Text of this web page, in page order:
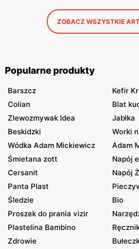
ZOBACZ WSZYSTKIE
Popularne produkty
Barszcz
Kefir
Colian
Blat
Zlewozmywak Idea
Jabłka
Beskidzki
Worki
Wódka Adam Mickiewicz
Adam
Śmietana zott
Napój
Cersanit
Napój
Panta Plast
Śledzie
Bio
Proszek do prania vizir
Plastelina Bambino
Zdrowie